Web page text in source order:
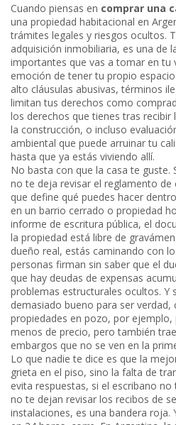
Cuando piensas en comprar una
una propiedad habitacional en
trámites legales y riesgos ocultos.
adquisición inmobiliaria, es una de
importantes que vas a tomar en tu
emoción de tener tu propio
alto cláusulas abusivas,términos
limitan tus derechos como
los derechos que tienes tras recibir
la construcción, o incluso
ambiental que puede arruinar tu
hasta que ya estás viviendo allí.
No basta con que la casa te guste.
no te deja revisar elreglamento de
que define qué puedes hacer
en un barrio cerrado o propiedad
informe de escritura pública, el
la propiedad está libre de
dueño real, estás caminando con
personas firman sin saber que el
que hay deudas de expensas
problemas estructurales ocultos. Y
demasiado bueno para ser verdad,
propiedades en pozo, por ejemplo,
menos de precio, pero también
embargos que no se ven en la
Lo que nadie te dice es que la
grieta en el piso, sino la falta de
evita respuestas, si el escribano
no te dejan revisar los recibos de
instalaciones, es una bandera roja.